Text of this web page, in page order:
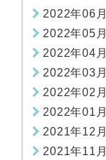
2022年06月
2022年05月
2022年04月
2022年03月
2022年02月
2022年01月
2021年12月
2021年11月